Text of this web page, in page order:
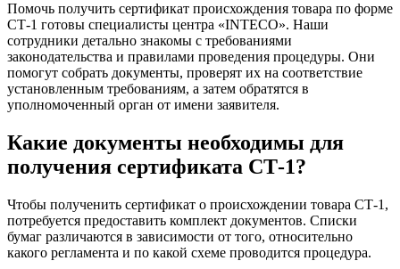
Помочь получить сертификат происхождения товара по форме
СТ-1 готовы специалисты центра «INTECO». Наши
сотрудники детально знакомы с требованиями
законодательства и правилами проведения процедуры. Они
помогут собрать документы, проверят их на соответствие
установленным требованиям, а затем обратятся в
уполномоченный орган от имени заявителя.
Какие документы необходимы для
получения сертификата СТ-1?
Чтобы полученить сертификат о происхождении товара СТ-1,
потребуется предоставить комплект документов. Списки
бумаг различаются в зависимости от того, относительно
какого регламента и по какой схеме проводится процедура.